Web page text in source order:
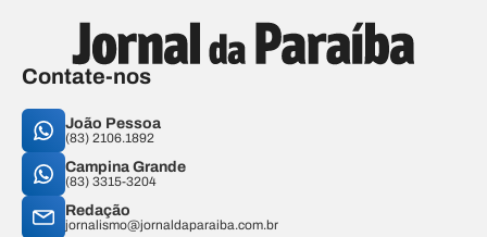
Contate-nos
João Pessoa
(83) 2106.1892
Campina Grande
(83) 3315-3204
Redação
jornalismo@jornaldaparaiba.com.br